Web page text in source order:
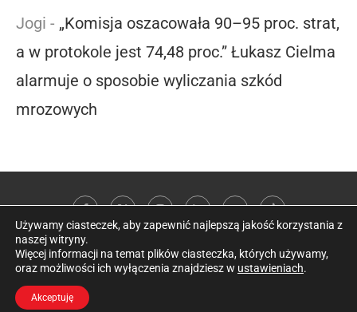
Jogi - „Komisja oszacowała 90–95 proc. strat,
a w protokole jest 74,48 proc.” Łukasz Cielma
alarmuje o sposobie wyliczania szkód
mrozowych
@2026 Kobieta w sadzie
Używamy ciasteczek, aby zapewnić najlepszą jakość korzystania z
naszej witryny.
Więcej informacji na temat plików ciasteczka, których używamy,
oraz możliwości ich wyłączenia znajdziesz w ustawieniach.
Akceptuję